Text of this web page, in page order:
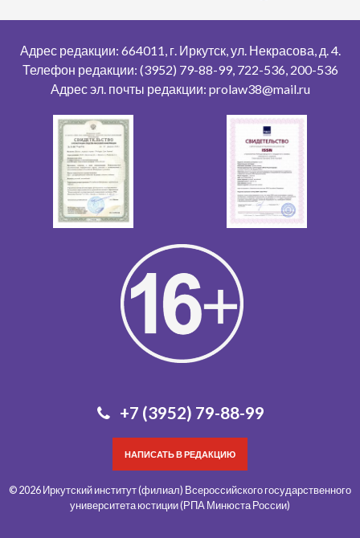
Адрес редакции: 664011, г. Иркутск, ул. Некрасова, д. 4.
Телефон редакции: (3952) 79-88-99, 722-536, 200-536
Адрес эл. почты редакции: prolaw38@mail.ru
+7 (3952) 79-88-99
НАПИСАТЬ В РЕДАКЦИЮ
© 2026 Иркутский институт (филиал) Всероссийского государственного
университета юстиции (РПА Минюста России)